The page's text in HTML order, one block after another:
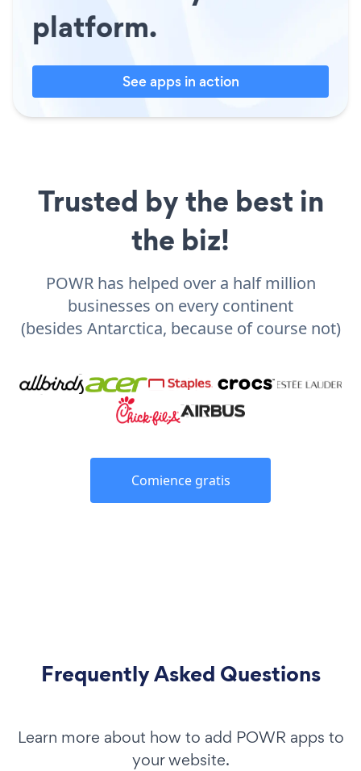
platform.
See apps in action
Trusted by the best in
the biz!
POWR has helped over a half million
businesses on every continent
(besides Antarctica, because of course not)
Comience gratis
Frequently Asked Questions
Learn more about how to add POWR apps to
your website.